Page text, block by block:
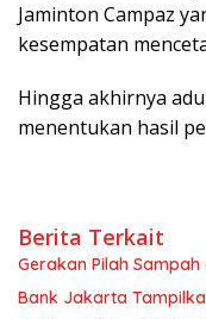
Jaminton Campaz
kesempatan
Hingga akhirnya
menentukan hasil
Berita Terkait
Gerakan Pilah
Bank Jakarta